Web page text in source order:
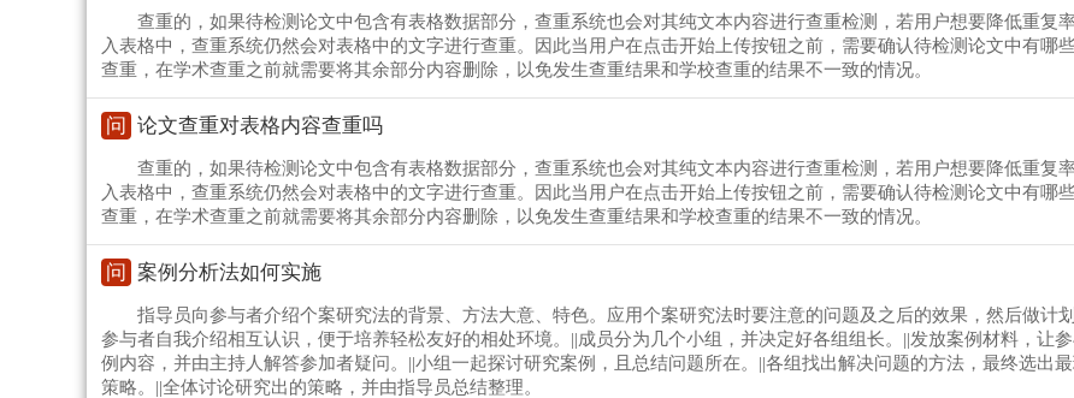
查重的，如果待检测论文中包含有表格数据部分，查重系统也会对其纯文本内容进行查重检测，若用户想要降低重复
入表格中，查重系统仍然会对表格中的文字进行查重。因此当用户在点击开始上传按钮之前，需要确认待检测论文中有哪
查重，在学术查重之前就需要将其余部分内容删除，以免发生查重结果和学校查重的结果不一致的情况。
问 论文查重对表格内容查重吗
查重的，如果待检测论文中包含有表格数据部分，查重系统也会对其纯文本内容进行查重检测，若用户想要降低重复
入表格中，查重系统仍然会对表格中的文字进行查重。因此当用户在点击开始上传按钮之前，需要确认待检测论文中有哪
查重，在学术查重之前就需要将其余部分内容删除，以免发生查重结果和学校查重的结果不一致的情况。
问 案例分析法如何实施
指导员向参与者介绍个案研究法的背景、方法大意、特色。应用个案研究法时要注意的问题及之后的效果，然后做计
参与者自我介绍相互认识，便于培养轻松友好的相处环境。||成员分为几个小组，并决定好各组组长。||发放案例材料，让
例内容，并由主持人解答参加者疑问。||小组一起探讨研究案例，且总结问题所在。||各组找出解决问题的方法，最终选出
策略。||全体讨论研究出的策略，并由指导员总结整理。